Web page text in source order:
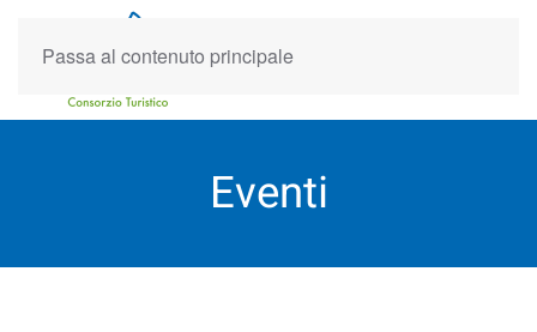
Passa al contenuto principale
Eventi